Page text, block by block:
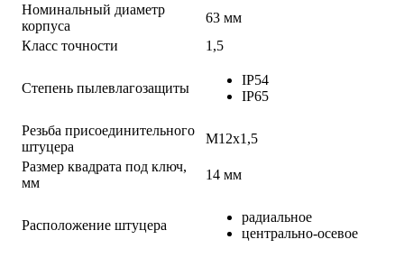
Номинальный диаметр
корпуса
63 мм
Класс точности
1,5
Степень пылевлагозащиты
IP54
IP65
Резьба присоединительного
штуцера
М12х1,5
Размер квадрата под ключ,
мм
14 мм
Расположение штуцера
радиальное
центрально-осевое